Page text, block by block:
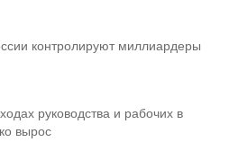
контролируют миллиардеры
руководства и рабочих в
вырос